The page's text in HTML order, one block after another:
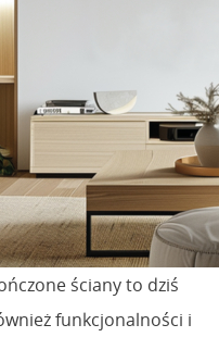
ściany to dziś
funkcjonalności i